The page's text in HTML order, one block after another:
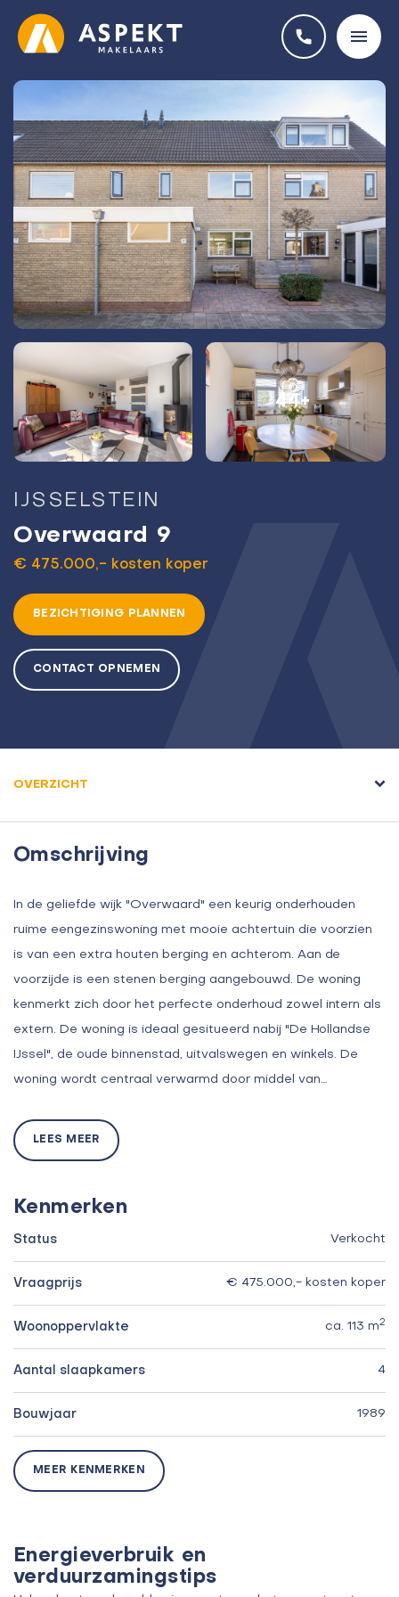
44+
IJSSELSTEIN
Overwaard 9
€ 475.000,- kosten koper
BEZICHTIGING PLANNEN
CONTACT OPNEMEN
OVERZICHT
Omschrijving
In de geliefde wijk "Overwaard" een keurig onderhouden
ruime eengezinswoning met mooie achtertuin die voorzien
is van een extra houten berging en achterom. Aan de
voorzijde is een stenen berging aangebouwd. De woning
kenmerkt zich door het perfecte onderhoud zowel intern als
extern. De woning is ideaal gesitueerd nabij "De Hollandse
IJssel", de oude binnenstad, uitvalswegen en winkels. De
woning wordt centraal verwarmd door middel van…
LEES MEER
Kenmerken
Status Verkocht
Vraagprijs € 475.000,- kosten koper
Woonoppervlakte ca. 113 m2
Aantal slaapkamers 4
Bouwjaar 1989
MEER KENMERKEN
Energieverbruik en
verduurzamingstips